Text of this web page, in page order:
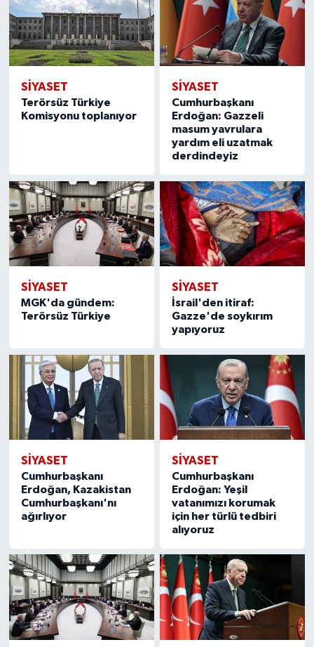
SIYASET
Terörsüz Türkiye
Komisyonu toplanıyor
SIYASET
Cumhurbaşkanı
Erdoğan: Gazzeli
masum yavrulara
yardım eli uzatmak
derdindeyiz
SIYASET
MGK'da gündem:
Terörsüz Türkiye
SIYASET
İsrail'den itiraf:
Gazze'de soykırım
yapıyoruz
SIYASET
Cumhurbaşkanı
Erdoğan, Kazakistan
Cumhurbaşkanı'nı
ağırlıyor
SIYASET
Cumhurbaşkanı
Erdoğan: Yeşil
vatanımızı korumak
için her türlü tedbiri
alıyoruz